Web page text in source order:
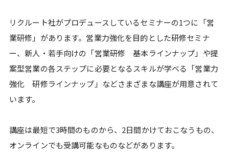
リクルート社がプロデュースしているセミナーの1つに「営
業研修」があります。営業力強化を目的とした研修セミナ
ー、新人・若手向けの「営業研修 基本ラインナップ」や提
案型営業の各ステップに必要となるスキルが学べる「営業力
強化 研修ラインナップ」などさまざまな講座が用意されて
います。
講座は最短で3時間のものから、2日間かけておこなうもの、
オンラインでも受講可能なものなどがあります。